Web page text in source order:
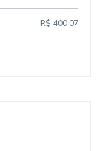
R$ 400,07